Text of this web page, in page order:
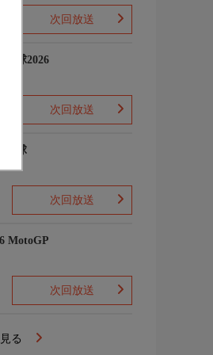
次回放送
野球2026
次回放送
野球
次回放送
MotoGP
次回放送
見る